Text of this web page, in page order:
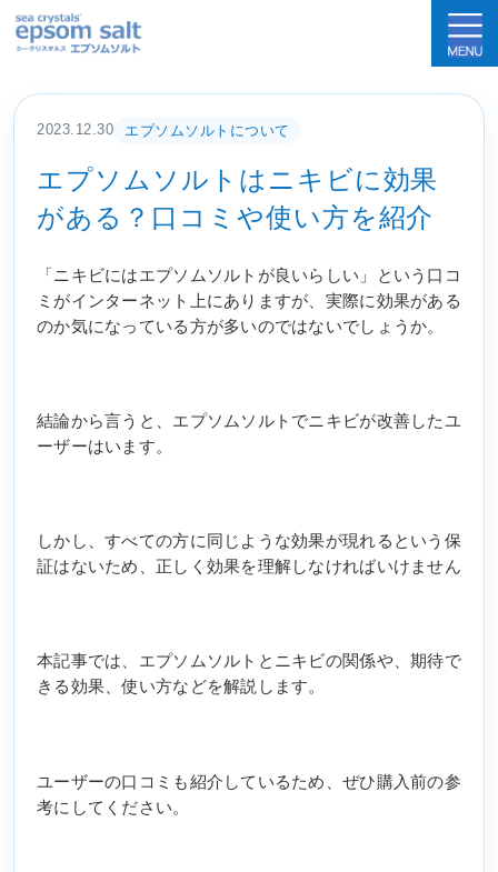
sea crystals epsom salt(シークリスタルス エ
2023.12.30 エプソムソルトについて
エプソムソルトはニキビに効果
がある？口コミや使い方を紹介
「ニキビにはエプソムソルトが良いらしい」という口コ
ミがインターネット上にありますが、実際に効果がある
のか気になっている方が多いのではないでしょうか。
結論から言うと、エプソムソルトでニキビが改善したユ
ーザーはいます。
しかし、すべての方に同じような効果が現れるという保
証はないため、正しく効果を理解しなければいけません
本記事では、エプソムソルトとニキビの関係や、期待で
きる効果、使い方などを解説します。
ユーザーの口コミも紹介しているため、ぜひ購入前の参
考にしてください。